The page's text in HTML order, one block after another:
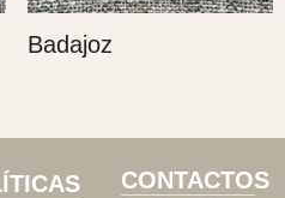
Badajoz
CONTACTOS